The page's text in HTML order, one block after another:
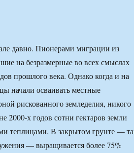
давно. Пионерами миграции из
на безразмерные во всех смыслах
прошлого века. Однако когда и на
начали осваивать местные
рискованного земледелия, никого
2000-х годов сотни гектаров земли
теплицами. В закрытом грунте —
— выращивается более 75%